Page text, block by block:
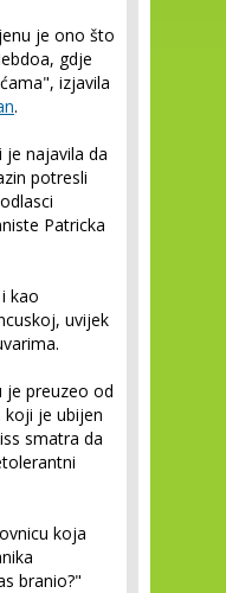
je ono što
gdje
izjavila
.
je najavila da
potresli
Patricka
kao
uvijek
je preuzeo od
koji je ubijen
smatra da
koja
branio?"